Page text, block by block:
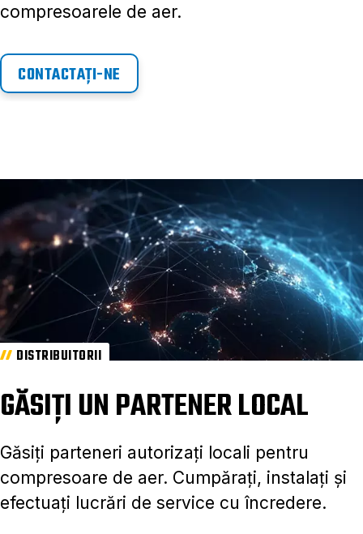
compresoarele de aer.
CONTACTAȚI-NE
DISTRIBUITORII
GĂSIȚI UN PARTENER LOCAL
Găsiți parteneri autorizați locali pentru
compresoare de aer. Cumpărați, instalați și
efectuați lucrări de service cu încredere.